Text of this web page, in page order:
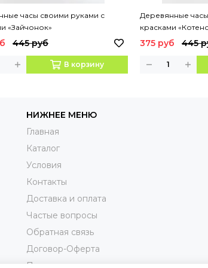
часы своими руками с
«Зайчонок»
445 руб
В корзину
Деревянные
красками
375 руб 445
НИЖНЕЕ МЕНЮ
Главная
Каталог
Условия
Контакты
Доставка и оплата
Частые вопросы
Обратная связь
Договор-Оферта
Пользовательское соглашениие